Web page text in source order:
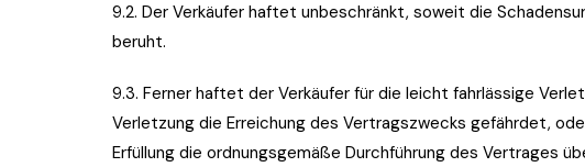
9.2. Der Verkäufer haftet unbeschränkt, soweit die
beruht.
9.3. Ferner haftet der Verkäufer für die leicht fahrlässige
Verletzung die Erreichung des Vertragszwecks gefährdet,
Erfüllung die ordnungsgemäße Durchführung des Vertrages